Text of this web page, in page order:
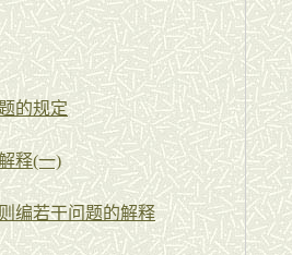
的规定
释(一)
编若干问题的解释